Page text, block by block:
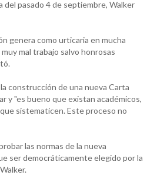
del pasado 4 de septiembre, Walker
genera como urticaria en mucha
mal trabajo salvo honrosas
construcción de una nueva Carta
y "es bueno que existan académicos,
sistematicen. Este proceso no
las normas de la nueva
ser democráticamente elegido por la